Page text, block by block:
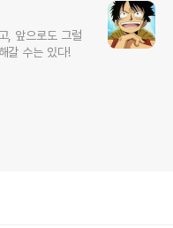
, 앞으로도 그럴
갈 수는 있다!